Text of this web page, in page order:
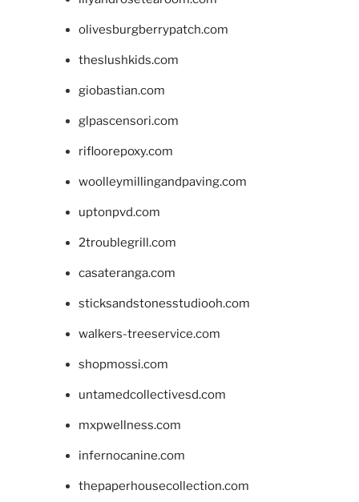
olivesburgberrypatch.com
theslushkids.com
giobastian.com
glpascensori.com
rifloorepoxy.com
woolleymillingandpaving.com
uptonpvd.com
2troublegrill.com
casateranga.com
sticksandstonesstudiooh.com
walkers-treeservice.com
shopmossi.com
untamedcollectivesd.com
mxpwellness.com
infernocanine.com
thepaperhousecollection.com